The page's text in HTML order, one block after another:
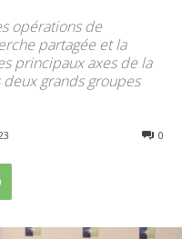
opérations de
partagée et la
principaux axes de la
grands groupes
0